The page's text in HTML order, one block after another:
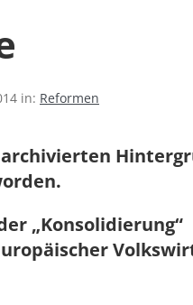
in: Reformen
„Konsolidierung“